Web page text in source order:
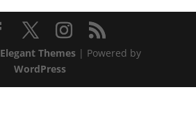
Elegant Themes| Powered by
WordPress